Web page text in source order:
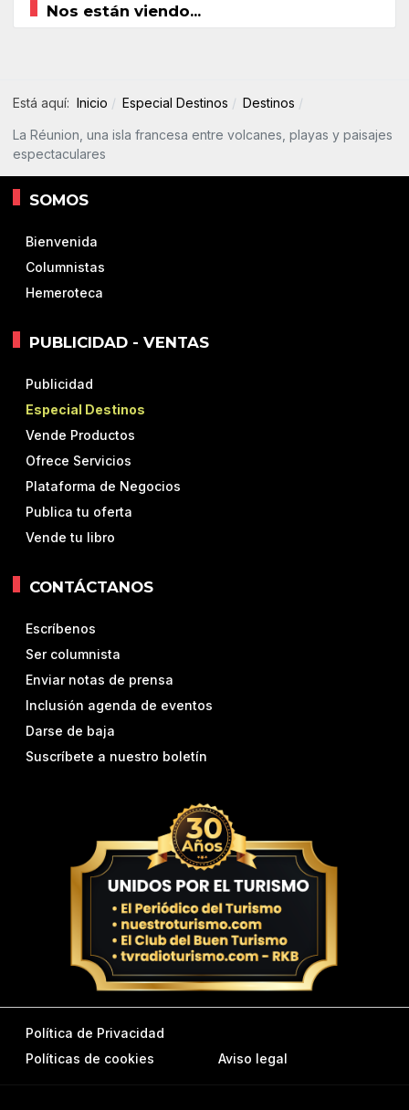
Nos están viendo...
Está aquí: Inicio Especial Destinos Destinos
La Réunion, una isla francesa entre volcanes, playas y paisajes
espectaculares
SOMOS
Bienvenida
Columnistas
Hemeroteca
PUBLICIDAD - VENTAS
Publicidad
Especial Destinos
Vende Productos
Ofrece Servicios
Plataforma de Negocios
Publica tu oferta
Vende tu libro
CONTÁCTANOS
Escríbenos
Ser columnista
Enviar notas de prensa
Inclusión agenda de eventos
Darse de baja
Suscríbete a nuestro boletín
Política de Privacidad
Políticas de cookies
Aviso legal